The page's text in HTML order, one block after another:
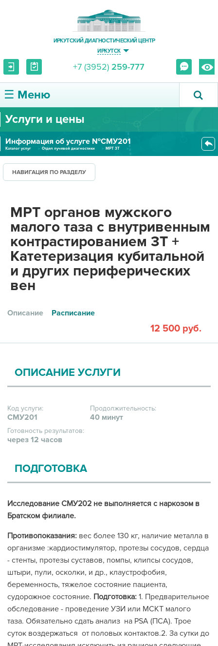
ИРКУТСКИЙ ДИАГНОСТИЧЕСКИЙ ЦЕНТР
ИРКУТСК
+7 (3952) 259-777
☰ Меню
О ЦЕНТРЕ
УСЛУГИ И ЦЕНЫ
ПАЦИЕНТУ
ПРАВОВАЯ ИНФОРМАЦИЯ
Услуги и цены
Информация об услуге №СМУ201
Каталог услуг Отдел лучевой диагностики
МРТ 3Т
НАВИГАЦИЯ ПО РАЗДЕЛУ
МРТ органов мужского
малого таза с внутривенным
контрастированием 3Т +
Катетеризация кубитальной
и других периферических
вен
Описание Расписание
12 500 руб.
ОПИСАНИЕ УСЛУГИ
Код услуги:
СМУ201
Продолжительность:
40 минут
Готовность результатов:
через 12 часов
ПОДГОТОВКА
Исследование СМУ202 не выполняется с наркозом в
Братском филиале.
Противопоказания: вес более 130 кг, наличие металла в
организме :кардиостимулятор, протезы сосудов, сердца
- стенты, протезы суставов, помпы, клипсы сосудов,
штыри, пули, осколки, и др., клаустрофобия,
беременность, тяжелое состояние пациента,
судорожное состояние. Подготовка: 1. Предварительное
обследование - проведение УЗИ или МСКТ малого
таза. Обязательно сдать анализ на PSA (ПСА). Трое
суток воздержаться от половых контактов.2. За сутки до